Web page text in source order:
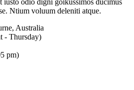
iusto odio digni goikussimos ducimus
Ntium voluum deleniti atque.
Australia
- Thursday)
pm)